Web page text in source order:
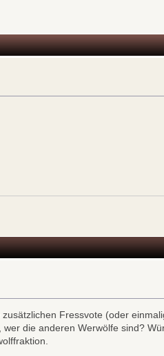
Fressvote (oder
die anderen Werwölfe sind?